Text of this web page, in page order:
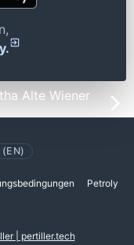
Alte Wiener
Petroly
| pertiller.tech